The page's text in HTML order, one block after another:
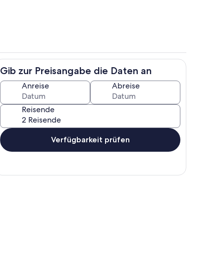
Ferienwohnung Im Creativhof Gästehaus und Ferienwohnung Im
Gib zur Preisangabe die Daten an
Anreise Abreise
Reisende
Verfügbarkeit prüfen